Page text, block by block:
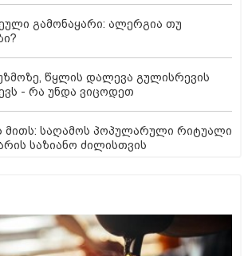
გამონაყარი: ალერგია თუ
წყლის დალევა გულისრევის
- რა უნდა ვიცოდეთ
მითს: საღამოს პოპულარული რიტუალი
საზიანო ძილისთვის